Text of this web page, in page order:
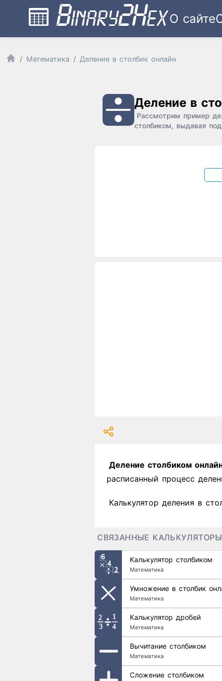
О сайте
Математика Деление в столбик онлайн
Деление в
Рассмотрим пример
столбиком, выдавая
Деление столбиком
расписанный процесс
Калькулятор деления в
СВЯЗАННЫЕ КАЛЬКУЛЯТОРЫ
Калькулятор столбиком
Математика
Умножение в столбик
Математика
Калькулятор дробей
Математика
Вычитание столбиком
Математика
Сложение столбиком